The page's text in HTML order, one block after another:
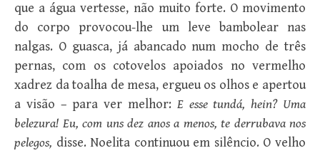
que a água vertesse, não muito forte. O movimento
do corpo provocou-lhe um leve bambolear nas
nalgas. O guasca, já abancado num mocho de três
pernas, com os cotovelos apoiados no vermelho
xadrez da toalha de mesa, ergueu os olhos e apertou
a visão – para ver melhor: E esse tundá, hein? Uma
belezura! Eu, com uns dez anos a menos, te derrubava nos
pelegos, disse. Noelita continuou em silêncio. O velho